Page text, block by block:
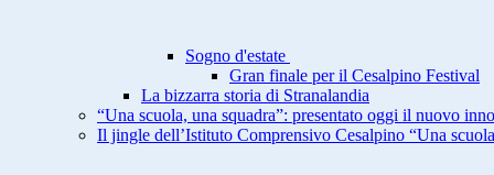
Sogno d'estate
Gran finale per il Cesalpino Festival
La bizzarra storia di Stranalandia
“Una scuola, una squadra”: presentato oggi il nuovo
Il jingle dell’Istituto Comprensivo Cesalpino “Una